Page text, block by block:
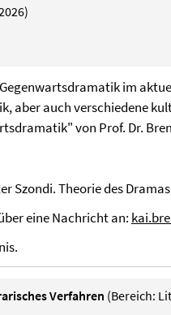
im
aber auch verschiedene
von Prof. Dr.
Theorie des Dramas
eine Nachricht an:
Verfahren (Bereich: